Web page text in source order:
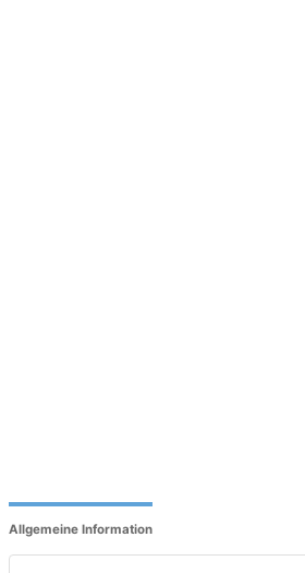
Allgemeine Information